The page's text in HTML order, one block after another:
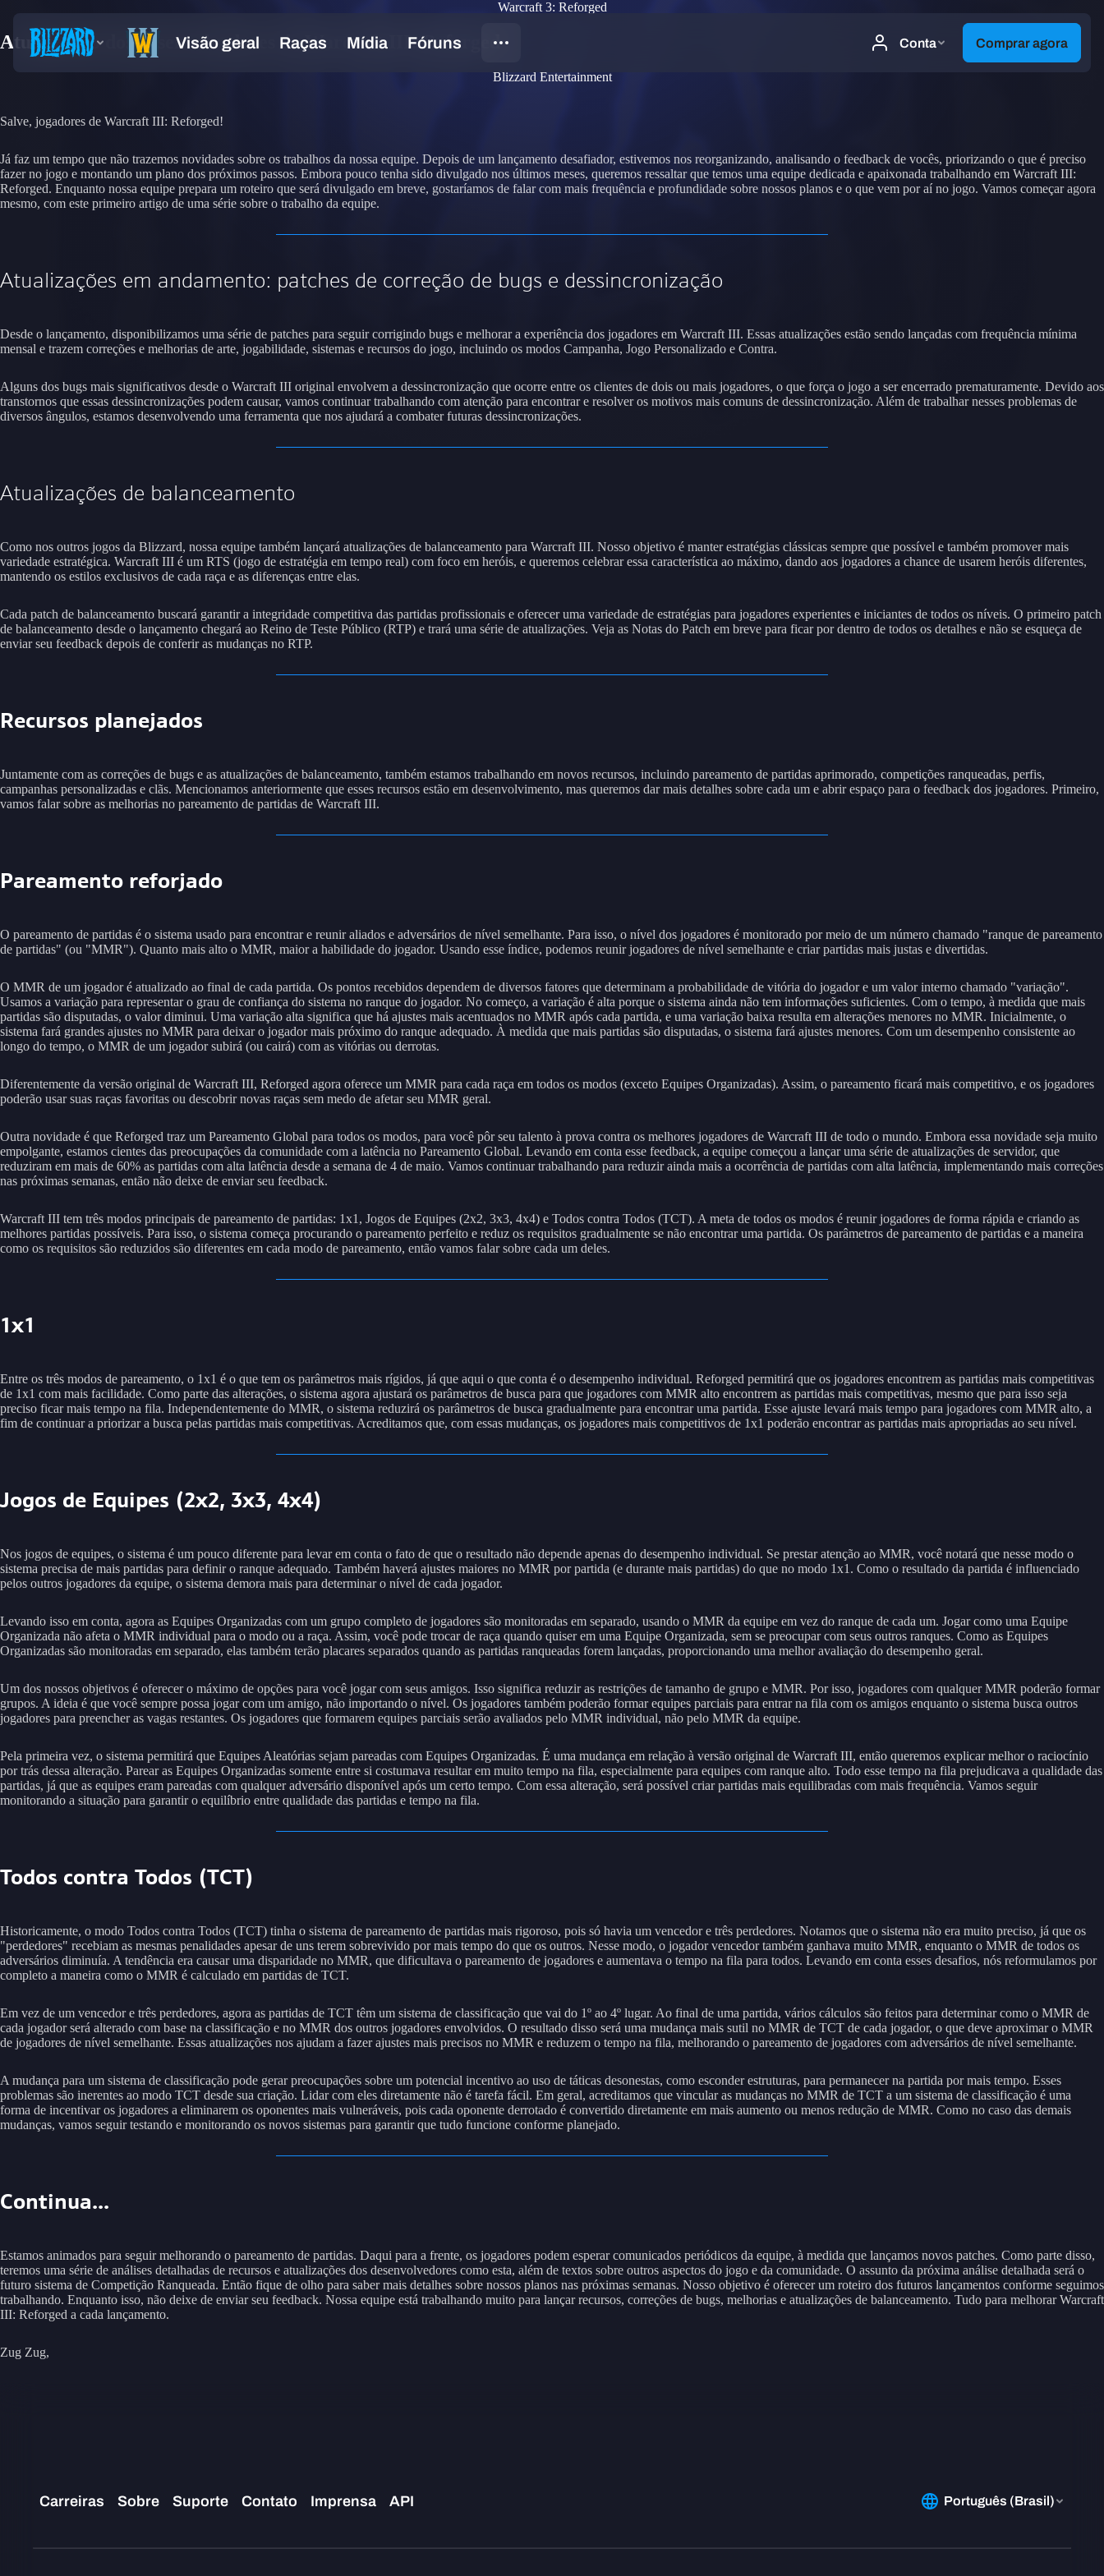
Warcraft 3: Reforged
Atualização dos desenvolvedores de Warcraft III: Reforged
Blizzard Entertainment
Salve, jogadores de Warcraft III: Reforged!
Já faz um tempo que não trazemos novidades sobre os trabalhos da nossa equipe. Depois de um lançamento desafiador, estivemos nos reorganizando, analisando o feedback de vocês, priorizando o que é preciso
fazer no jogo e montando um plano dos próximos passos. Embora pouco tenha sido divulgado nos últimos meses, queremos ressaltar que temos uma equipe dedicada e apaixonada trabalhando em Warcraft III:
Reforged. Enquanto nossa equipe prepara um roteiro que será divulgado em breve, gostaríamos de falar com mais frequência e profundidade sobre nossos planos e o que vem por aí no jogo. Vamos começar agora
mesmo, com este primeiro artigo de uma série sobre o trabalho da equipe.
Atualizações em andamento: patches de correção de bugs e dessincronização
Desde o lançamento, disponibilizamos uma série de patches para seguir corrigindo bugs e melhorar a experiência dos jogadores em Warcraft III. Essas atualizações estão sendo lançadas com frequência mínima
mensal e trazem correções e melhorias de arte, jogabilidade, sistemas e recursos do jogo, incluindo os modos Campanha, Jogo Personalizado e Contra.
Alguns dos bugs mais significativos desde o Warcraft III original envolvem a dessincronização que ocorre entre os clientes de dois ou mais jogadores, o que força o jogo a ser encerrado prematuramente. Devido aos
transtornos que essas dessincronizações podem causar, vamos continuar trabalhando com atenção para encontrar e resolver os motivos mais comuns de dessincronização. Além de trabalhar nesses problemas de
diversos ângulos, estamos desenvolvendo uma ferramenta que nos ajudará a combater futuras dessincronizações.
Atualizações de balanceamento
Como nos outros jogos da Blizzard, nossa equipe também lançará atualizações de balanceamento para Warcraft III. Nosso objetivo é manter estratégias clássicas sempre que possível e também promover mais
variedade estratégica. Warcraft III é um RTS (jogo de estratégia em tempo real) com foco em heróis, e queremos celebrar essa característica ao máximo, dando aos jogadores a chance de usarem heróis diferentes,
mantendo os estilos exclusivos de cada raça e as diferenças entre elas.
Cada patch de balanceamento buscará garantir a integridade competitiva das partidas profissionais e oferecer uma variedade de estratégias para jogadores experientes e iniciantes de todos os níveis. O primeiro patch
de balanceamento desde o lançamento chegará ao Reino de Teste Público (RTP) e trará uma série de atualizações. Veja as Notas do Patch em breve para ficar por dentro de todos os detalhes e não se esqueça de
enviar seu feedback depois de conferir as mudanças no RTP.
Recursos planejados
Juntamente com as correções de bugs e as atualizações de balanceamento, também estamos trabalhando em novos recursos, incluindo pareamento de partidas aprimorado, competições ranqueadas, perfis,
campanhas personalizadas e clãs. Mencionamos anteriormente que esses recursos estão em desenvolvimento, mas queremos dar mais detalhes sobre cada um e abrir espaço para o feedback dos jogadores. Primeiro,
vamos falar sobre as melhorias no pareamento de partidas de Warcraft III.
Pareamento reforjado
O pareamento de partidas é o sistema usado para encontrar e reunir aliados e adversários de nível semelhante. Para isso, o nível dos jogadores é monitorado por meio de um número chamado "ranque de pareamento
de partidas" (ou "MMR"). Quanto mais alto o MMR, maior a habilidade do jogador. Usando esse índice, podemos reunir jogadores de nível semelhante e criar partidas mais justas e divertidas.
O MMR de um jogador é atualizado ao final de cada partida. Os pontos recebidos dependem de diversos fatores que determinam a probabilidade de vitória do jogador e um valor interno chamado "variação".
Usamos a variação para representar o grau de confiança do sistema no ranque do jogador. No começo, a variação é alta porque o sistema ainda não tem informações suficientes. Com o tempo, à medida que mais
partidas são disputadas, o valor diminui. Uma variação alta significa que há ajustes mais acentuados no MMR após cada partida, e uma variação baixa resulta em alterações menores no MMR. Inicialmente, o
sistema fará grandes ajustes no MMR para deixar o jogador mais próximo do ranque adequado. À medida que mais partidas são disputadas, o sistema fará ajustes menores. Com um desempenho consistente ao
longo do tempo, o MMR de um jogador subirá (ou cairá) com as vitórias ou derrotas.
Diferentemente da versão original de Warcraft III, Reforged agora oferece um MMR para cada raça em todos os modos (exceto Equipes Organizadas). Assim, o pareamento ficará mais competitivo, e os jogadores
poderão usar suas raças favoritas ou descobrir novas raças sem medo de afetar seu MMR geral.
Outra novidade é que Reforged traz um Pareamento Global para todos os modos, para você pôr seu talento à prova contra os melhores jogadores de Warcraft III de todo o mundo. Embora essa novidade seja muito
empolgante, estamos cientes das preocupações da comunidade com a latência no Pareamento Global. Levando em conta esse feedback, a equipe começou a lançar uma série de atualizações de servidor, que
reduziram em mais de 60% as partidas com alta latência desde a semana de 4 de maio. Vamos continuar trabalhando para reduzir ainda mais a ocorrência de partidas com alta latência, implementando mais correções
nas próximas semanas, então não deixe de enviar seu feedback.
Warcraft III tem três modos principais de pareamento de partidas: 1x1, Jogos de Equipes (2x2, 3x3, 4x4) e Todos contra Todos (TCT). A meta de todos os modos é reunir jogadores de forma rápida e criando as
melhores partidas possíveis. Para isso, o sistema começa procurando o pareamento perfeito e reduz os requisitos gradualmente se não encontrar uma partida. Os parâmetros de pareamento de partidas e a maneira
como os requisitos são reduzidos são diferentes em cada modo de pareamento, então vamos falar sobre cada um deles.
1x1
Entre os três modos de pareamento, o 1x1 é o que tem os parâmetros mais rígidos, já que aqui o que conta é o desempenho individual. Reforged permitirá que os jogadores encontrem as partidas mais competitivas
de 1x1 com mais facilidade. Como parte das alterações, o sistema agora ajustará os parâmetros de busca para que jogadores com MMR alto encontrem as partidas mais competitivas, mesmo que para isso seja
preciso ficar mais tempo na fila. Independentemente do MMR, o sistema reduzirá os parâmetros de busca gradualmente para encontrar uma partida. Esse ajuste levará mais tempo para jogadores com MMR alto, a
fim de continuar a priorizar a busca pelas partidas mais competitivas. Acreditamos que, com essas mudanças, os jogadores mais competitivos de 1x1 poderão encontrar as partidas mais apropriadas ao seu nível.
Jogos de Equipes (2x2, 3x3, 4x4)
Nos jogos de equipes, o sistema é um pouco diferente para levar em conta o fato de que o resultado não depende apenas do desempenho individual. Se prestar atenção ao MMR, você notará que nesse modo o
sistema precisa de mais partidas para definir o ranque adequado. Também haverá ajustes maiores no MMR por partida (e durante mais partidas) do que no modo 1x1. Como o resultado da partida é influenciado
pelos outros jogadores da equipe, o sistema demora mais para determinar o nível de cada jogador.
Levando isso em conta, agora as Equipes Organizadas com um grupo completo de jogadores são monitoradas em separado, usando o MMR da equipe em vez do ranque de cada um. Jogar como uma Equipe
Organizada não afeta o MMR individual para o modo ou a raça. Assim, você pode trocar de raça quando quiser em uma Equipe Organizada, sem se preocupar com seus outros ranques. Como as Equipes
Organizadas são monitoradas em separado, elas também terão placares separados quando as partidas ranqueadas forem lançadas, proporcionando uma melhor avaliação do desempenho geral.
Um dos nossos objetivos é oferecer o máximo de opções para você jogar com seus amigos. Isso significa reduzir as restrições de tamanho de grupo e MMR. Por isso, jogadores com qualquer MMR poderão formar
grupos. A ideia é que você sempre possa jogar com um amigo, não importando o nível. Os jogadores também poderão formar equipes parciais para entrar na fila com os amigos enquanto o sistema busca outros
jogadores para preencher as vagas restantes. Os jogadores que formarem equipes parciais serão avaliados pelo MMR individual, não pelo MMR da equipe.
Pela primeira vez, o sistema permitirá que Equipes Aleatórias sejam pareadas com Equipes Organizadas. É uma mudança em relação à versão original de Warcraft III, então queremos explicar melhor o raciocínio
por trás dessa alteração. Parear as Equipes Organizadas somente entre si costumava resultar em muito tempo na fila, especialmente para equipes com ranque alto. Todo esse tempo na fila prejudicava a qualidade das
partidas, já que as equipes eram pareadas com qualquer adversário disponível após um certo tempo. Com essa alteração, será possível criar partidas mais equilibradas com mais frequência. Vamos seguir
monitorando a situação para garantir o equilíbrio entre qualidade das partidas e tempo na fila.
Todos contra Todos (TCT)
Historicamente, o modo Todos contra Todos (TCT) tinha o sistema de pareamento de partidas mais rigoroso, pois só havia um vencedor e três perdedores. Notamos que o sistema não era muito preciso, já que os
"perdedores" recebiam as mesmas penalidades apesar de uns terem sobrevivido por mais tempo do que os outros. Nesse modo, o jogador vencedor também ganhava muito MMR, enquanto o MMR de todos os
adversários diminuía. A tendência era causar uma disparidade no MMR, que dificultava o pareamento de jogadores e aumentava o tempo na fila para todos. Levando em conta esses desafios, nós reformulamos por
completo a maneira como o MMR é calculado em partidas de TCT.
Em vez de um vencedor e três perdedores, agora as partidas de TCT têm um sistema de classificação que vai do 1º ao 4º lugar. Ao final de uma partida, vários cálculos são feitos para determinar como o MMR de
cada jogador será alterado com base na classificação e no MMR dos outros jogadores envolvidos. O resultado disso será uma mudança mais sutil no MMR de TCT de cada jogador, o que deve aproximar o MMR
de jogadores de nível semelhante. Essas atualizações nos ajudam a fazer ajustes mais precisos no MMR e reduzem o tempo na fila, melhorando o pareamento de jogadores com adversários de nível semelhante.
A mudança para um sistema de classificação pode gerar preocupações sobre um potencial incentivo ao uso de táticas desonestas, como esconder estruturas, para permanecer na partida por mais tempo. Esses
problemas são inerentes ao modo TCT desde sua criação. Lidar com eles diretamente não é tarefa fácil. Em geral, acreditamos que vincular as mudanças no MMR de TCT a um sistema de classificação é uma
forma de incentivar os jogadores a eliminarem os oponentes mais vulneráveis, pois cada oponente derrotado é convertido diretamente em mais aumento ou menos redução de MMR. Como no caso das demais
mudanças, vamos seguir testando e monitorando os novos sistemas para garantir que tudo funcione conforme planejado.
Continua...
Estamos animados para seguir melhorando o pareamento de partidas. Daqui para a frente, os jogadores podem esperar comunicados periódicos da equipe, à medida que lançamos novos patches. Como parte disso,
teremos uma série de análises detalhadas de recursos e atualizações dos desenvolvedores como esta, além de textos sobre outros aspectos do jogo e da comunidade. O assunto da próxima análise detalhada será o
futuro sistema de Competição Ranqueada. Então fique de olho para saber mais detalhes sobre nossos planos nas próximas semanas. Nosso objetivo é oferecer um roteiro dos futuros lançamentos conforme seguimos
trabalhando. Enquanto isso, não deixe de enviar seu feedback. Nossa equipe está trabalhando muito para lançar recursos, correções de bugs, melhorias e atualizações de balanceamento. Tudo para melhorar Warcraft
III: Reforged a cada lançamento.
Zug Zug,